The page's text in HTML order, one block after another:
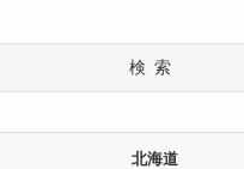
検索
北海道